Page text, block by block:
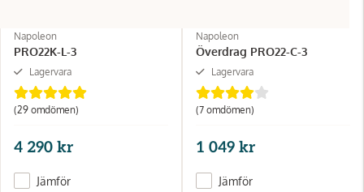
Napoleon
PRO22K-L-3
Lagervara
(29 omdömen)
4 290 kr
Jämför
Napoleon
Överdrag PRO22-C-3
Lagervara
(7 omdömen)
1 049 kr
Jämför